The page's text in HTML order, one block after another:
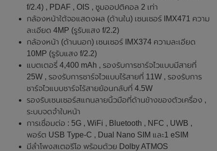
f/2.4) , PDAF , OIS , ซูมออปติคอล 2 เท่า
กล้องหน้าใต้จอแสดงผล (ด้านใน) เซนเซอร์ IMX471 ความ
ละเอียด 4MP (รูรับแสง f/2.2)
กล้องหน้า (ด้านนอก) เซนเซอร์ IMX374 ความละเอียด
10MP (รูรับแสง f/2.2)
แบตเตอรี่ 4,400 mAh , รองรับการชาร์จไวแบบมีสายที่
25W , รองรับการชาร์จไวแบบไร้สายที่ 11W , รองรับการ
ชาร์จไวแบบชาร์จไร้สายย้อนกลับที่ 4.5W
รองรับเซนเซอร์สแกนลายนิ้วมือที่ด้านข้างของตัวเครื่อง ,
ระบบจดจำใบหน้า
การเชื่อมต่อ : 5G , WiFi , Bluetooth , NFC , UWB ,
พอร์ต USB Type-C , Dual Nano SIM และ1 eSIM
มีลำโพงสเตอรีโอ พร้อมด้วย Dolby ATMOS